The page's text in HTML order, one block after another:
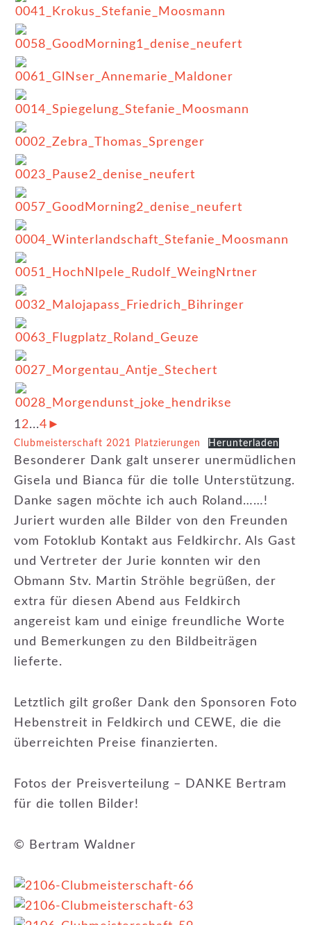
12...4 ►
Clubmeisterschaft 2021 Platzierungen Herunterladen
Besonderer Dank galt unserer unermüdlichen
Gisela und Bianca für die tolle Unterstützung.
Danke sagen möchte ich auch Roland……!
Juriert wurden alle Bilder von den Freunden
vom Fotoklub Kontakt aus Feldkirchr. Als Gast
und Vertreter der Jurie konnten wir den
Obmann Stv. Martin Ströhle begrüßen, der
extra für diesen Abend aus Feldkirch
angereist kam und einige freundliche Worte
und Bemerkungen zu den Bildbeiträgen
lieferte.
Letztlich gilt großer Dank den Sponsoren Foto
Hebenstreit in Feldkirch und CEWE, die die
überreichten Preise finanzierten.
Fotos der Preisverteilung – DANKE Bertram
für die tollen Bilder!
© Bertram Waldner